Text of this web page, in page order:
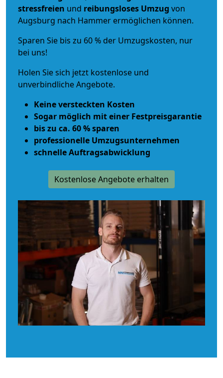
stressfreien und reibungsloses Umzug von
Augsburg nach Hammer ermöglichen können.
Sparen Sie bis zu 60 % der Umzugskosten, nur
bei uns!
Holen Sie sich jetzt kostenlose und
unverbindliche Angebote.
Keine versteckten Kosten
Sogar möglich mit einer Festpreisgarantie
bis zu ca. 60 % sparen
professionelle Umzugsunternehmen
schnelle Auftragsabwicklung
Kostenlose Angebote erhalten